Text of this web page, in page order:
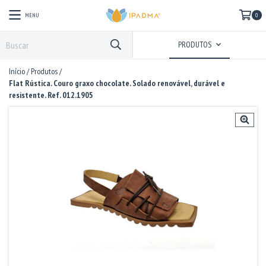
MENU 0
PRODUTOS
Início/Produtos/
Flat Rústica. Couro graxo chocolate. Solado renovável, durável e
resistente. Ref. 012.1905